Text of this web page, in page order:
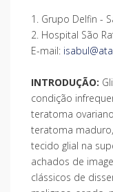
1. Grupo Delfin -
2. Hospital São
E-mail:
INTRODUÇÃO:
condição
teratoma
teratoma
tecido glial na
achados de
clássicos de